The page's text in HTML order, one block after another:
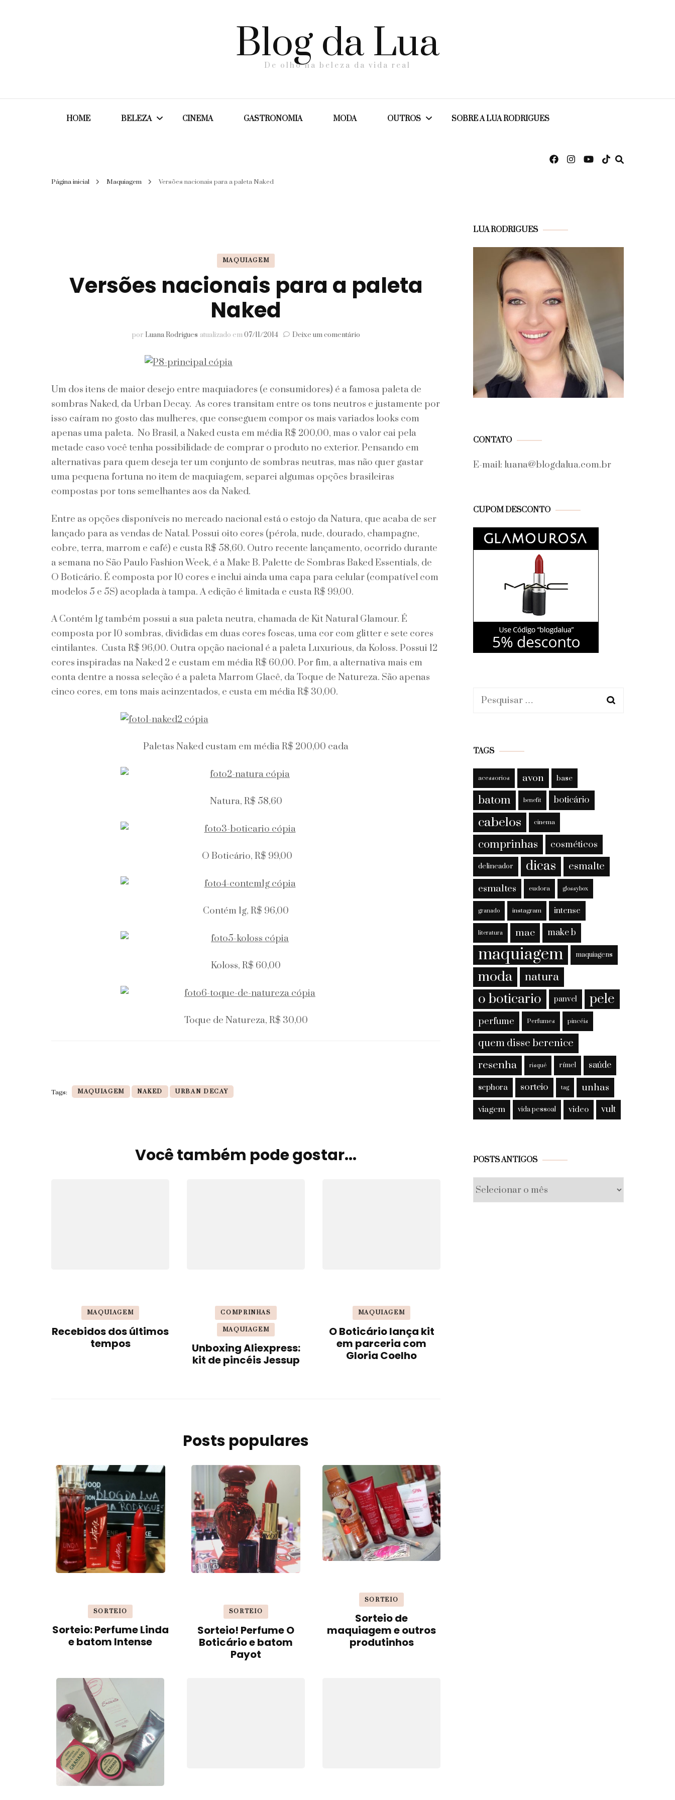
Blog da Lua
De olho na beleza da vida real
HOME BELEZA
Cosméticos
Unhas
CINEMA GASTRONOMIA MODA OUTROS SOBRE A LUA RODRIGUES
Página inicial Maquiagem Versões nacionais para a paleta Naked
MAQUIAGEM
Versões nacionais para a paleta
Naked
por Luana Rodrigues atualizado em07/11/2014 Deixe um comentárioem
Naked
Um dos itens de maior desejo entre maquiadores (e consumidores) é a famosa paleta de
sombras Naked, da Urban Decay. As cores transitam entre os tons neutros e justamente por
isso caíram no gosto das mulheres, que conseguem compor os mais variados looks com
apenas uma paleta. No Brasil, a Naked custa em média R$ 200,00, mas o valor cai pela
metade caso você tenha possibilidade de comprar o produto no exterior. Pensando em
alternativas para quem deseja ter um conjunto de sombras neutras, mas não quer gastar
uma pequena fortuna no item de maquiagem, separei algumas opções brasileiras
compostas por tons semelhantes aos da Naked.
Entre as opções disponíveis no mercado nacional está o estojo da Natura, que acaba de ser
lançado para as vendas de Natal. Possui oito cores (pérola, nude, dourado, champagne,
cobre, terra, marrom e café) e custa R$ 58,60. Outro recente lançamento, ocorrido durante
a semana no São Paulo Fashion Week, é a Make B. Palette de Sombras Baked Essentials, de
O Boticário. É composta por 10 cores e inclui ainda uma capa para celular (compatível com
modelos 5 e 5S) acoplada à tampa. A edição é limitada e custa R$ 99,00.
A Contém 1g também possui a sua paleta neutra, chamada de Kit Natural Glamour. É
composta por 10 sombras, divididas em duas cores foscas, uma cor com glitter e sete cores
cintilantes. Custa R$ 96,00. Outra opção nacional é a paleta Luxurious, da Koloss. Possui 12
cores inspiradas na Naked 2 e custam em média R$ 60,00. Por fim, a alternativa mais em
conta dentre a nossa seleção é a paleta Marrom Glacê, da Toque de Natureza. São apenas
cinco cores, em tons mais acinzentados, e custa em média R$ 30,00.
Paletas Naked custam em média R$ 200,00 cada
Natura, R$ 58,60
O Boticário, R$ 99,00
Contém 1g, R$ 96,00
Koloss, R$ 60,00
Toque de Natureza, R$ 30,00
Tags: MAQUIAGEM NAKED URBAN DECAY
Você também pode gostar...
MAQUIAGEM
Recebidos dos últimos
tempos
COMPRINHAS
MAQUIAGEM
Unboxing Aliexpress:
kit de pincéis Jessup
MAQUIAGEM
O Boticário lança kit
em parceria com
Gloria Coelho
Posts populares
SORTEIO
Sorteio: Perfume Linda
e batom Intense
SORTEIO
Sorteio! Perfume O
Boticário e batom
Payot
SORTEIO
Sorteio de
maquiagem e outros
produtinhos
LUA RODRIGUES
CONTATO
E-mail: luana@blogdalua.com.br
CUPOM DESCONTO
Pesquisar
TAGS
acessorios avon base
batom benefit boticário
cabelos cinema
comprinhas cosméticos
delineador dicas esmalte
esmaltes eudora glossybox
granado instagram intense
literatura mac make b
maquiagem maquiagens
moda natura
o boticario panvel pele
perfume Perfumes pincéis
quem disse berenice
resenha risqué rímel saúde
sephora sorteio tag unhas
viagem vida pessoal video vult
POSTS ANTIGOS
Posts